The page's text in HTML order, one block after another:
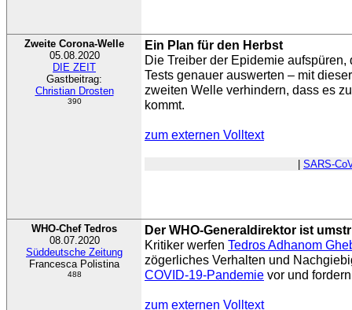
Zweite Corona-Welle
05.08.2020
DIE ZEIT
Gastbeitrag:
Christian Drosten
390
Ein Plan für den Herbst
Die Treiber der Epidemie
Tests genauer auswerten – mit
zweiten Welle verhindern, dass es
kommt.
zum externen Volltext
SARS-
WHO-Chef Tedros
08.07.2020
Süddeutsche Zeitung
Francesca Polistina
488
Der WHO-Generaldirektor ist
Kritiker werfen Tedros Adhanom
zögerliches Verhalten und
COVID-19-Pandemie vor und
zum externen Volltext